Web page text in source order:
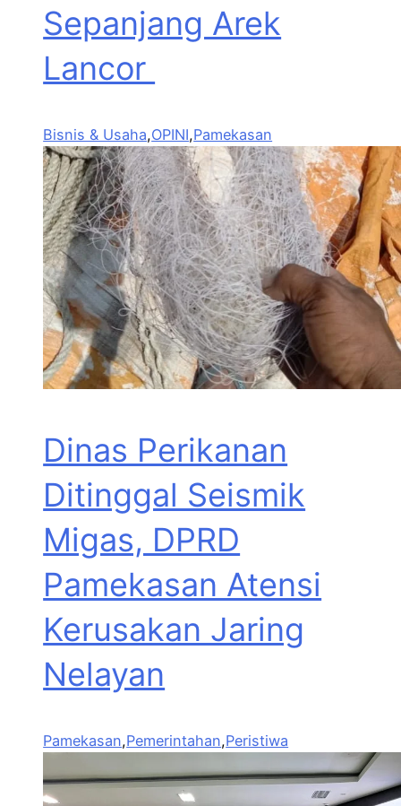
Sepanjang Arek
Lancor
Bisnis & Usaha,OPINI,Pamekasan
Dinas Perikanan
Ditinggal Seismik
Migas, DPRD
Pamekasan Atensi
Kerusakan Jaring
Nelayan
Pamekasan,Pemerintahan,Peristiwa